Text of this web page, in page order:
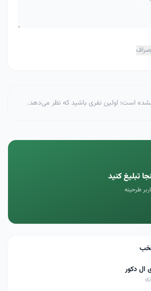
است؛ اولین نفری باشید که نظر می‌دهد.
تبلیغ کنید
طرحینه
ال دکور